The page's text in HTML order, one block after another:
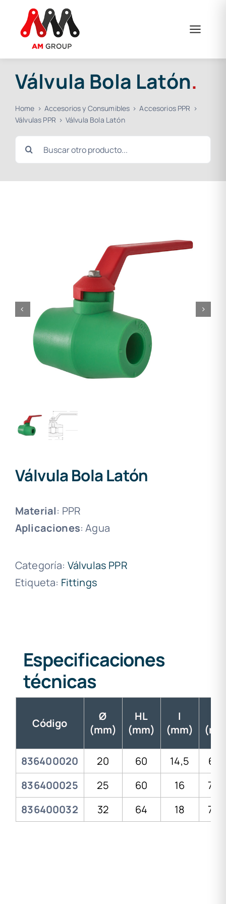
contenido
Válvula Bola Latón.
Home Accesorios y Consumibles
Accesorios PPR
Válvulas PPR
Válvula Bola Latón
Buscar:
Válvula Bola Latón
Material: PPR
Aplicaciones: Agua
Categoría: Válvulas PPR
Etiqueta: Fittings
Especificaciones
técnicas
Código
Ø
(mm)
HL
(mm)
I
(mm)
836400020 20 60 14,5
836400025
25 60 16
836400032
32 64 18